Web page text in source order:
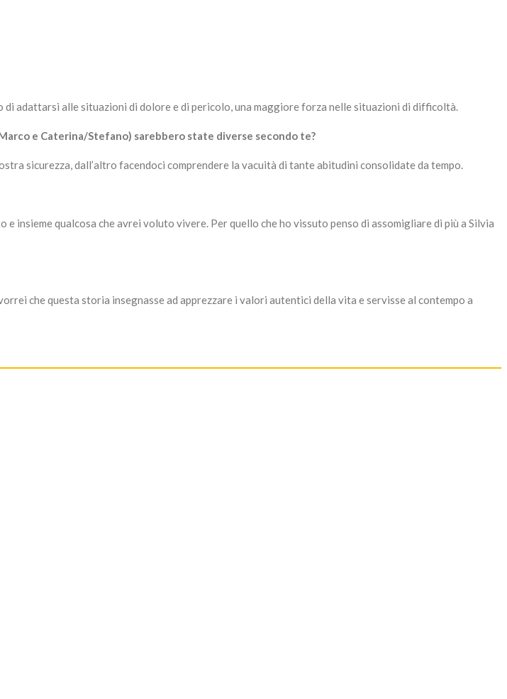
di adattarsi alle situazioni di dolore e di pericolo, una maggiore forza nelle situazioni di difficoltà.
e Caterina/Stefano) sarebbero state diverse secondo te?
sicurezza, dall’altro facendoci comprendere la vacuità di tante abitudini consolidate da tempo.
insieme qualcosa che avrei voluto vivere. Per quello che ho vissuto penso di assomigliare di più a Silvia
che questa storia insegnasse ad apprezzare i valori autentici della vita e servisse al contempo a